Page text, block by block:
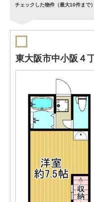
チェックした物件（最大10件まで
東大阪市中小阪４